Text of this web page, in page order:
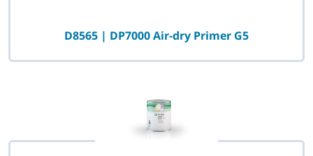
D8565 | DP7000 Air-dry Primer G5